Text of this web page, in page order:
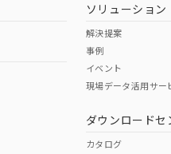
ソリューション
解決提案
事例
イベント
現場データ活用サー
ダウンロードセ
カタログ